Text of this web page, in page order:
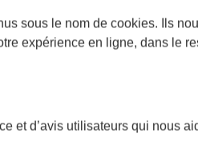
sous le nom de cookies. Ils
expérience en ligne, dans le
et d’avis utilisateurs qui nous